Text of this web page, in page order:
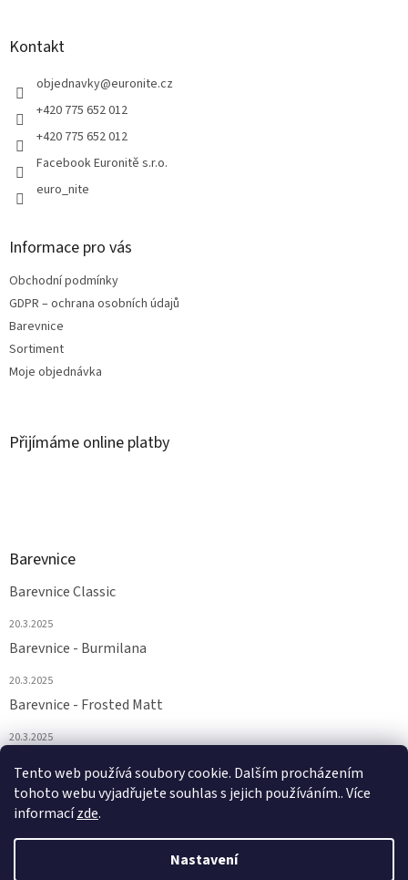
Tento web používá soubory cookie. Dalším procházením
tohoto webu vyjadřujete souhlas s jejich používáním.. Více
informacízde.
Nastavení
Kontakt
objednavky@euronite.cz
+420 775 652 012
+420 775 652 012
Facebook Euronitě s.r.o.
euro_nite
Informace pro vás
Obchodní podmínky
GDPR – ochrana osobních údajů
Barevnice
Sortiment
Moje objednávka
Přijímáme online platby
Barevnice
Barevnice Classic
20.3.2025
Barevnice - Burmilana
20.3.2025
Barevnice - Frosted Matt
20.3.2025
20.3.2025
Vytvořil Shoptet